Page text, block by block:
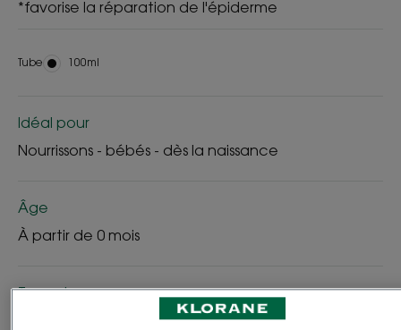
*favorise la réparation de l'épiderme
Tube Tube
100ml
Idéal pour
Nourrissons - bébés - dès la naissance
Âge
À partir de 0 mois
Type de peau
Peau normale - peau sujette à macération